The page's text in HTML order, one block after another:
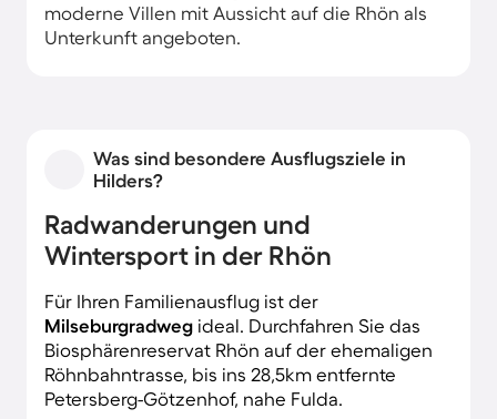
moderne Villen mit Aussicht auf die Rhön als
Unterkunft angeboten.
Was sind besondere Ausflugsziele in
Hilders?
Radwanderungen und
Wintersport in der Rhön
Für Ihren Familienausflug ist der
Milseburgradweg ideal. Durchfahren Sie das
Biosphärenreservat Rhön auf der ehemaligen
Röhnbahntrasse, bis ins 28,5km entfernte
Petersberg-Götzenhof, nahe Fulda.